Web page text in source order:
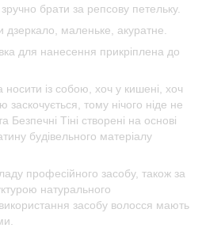
брати за репсову петельку.
дзеркало, маленьке, акуратне.
для нанесення прикріплена до
із собою, хоч у кишені, хоч
тому нічого ніде не
Безпечні Тіні створені на основі
будівельного матеріалу
професійного засобу, також за
натурального
засобу волосся мають